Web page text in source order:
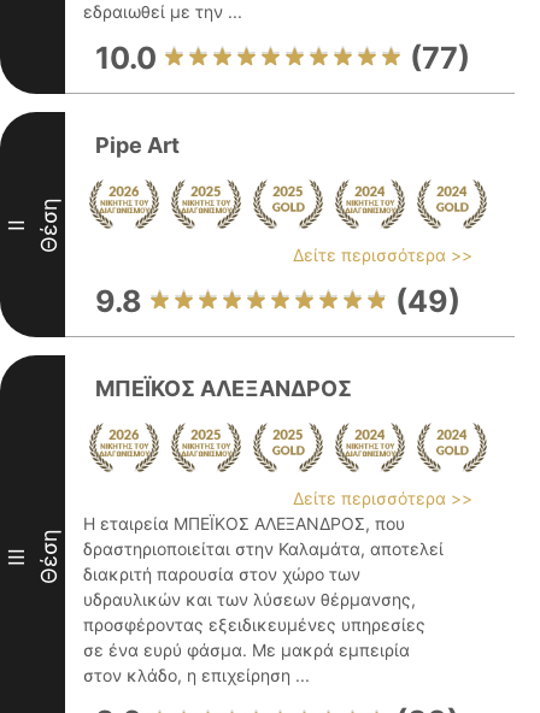
εδραιωθεί με την ...
10.0 (77)
II Θέση
Pipe Art
Δείτε περισσότερα >>
9.8 (49)
III Θέση
ΜΠΕΪΚΟΣ ΑΛΕΞΑΝΔΡΟΣ
Δείτε περισσότερα >>
Η εταιρεία ΜΠΕΪΚΟΣ ΑΛΕΞΑΝΔΡΟΣ, που
δραστηριοποιείται στην Καλαμάτα, αποτελεί
διακριτή παρουσία στον χώρο των
υδραυλικών και των λύσεων θέρμανσης,
προσφέροντας εξειδικευμένες υπηρεσίες
σε ένα ευρύ φάσμα. Με μακρά εμπειρία
στον κλάδο, η επιχείρηση ...